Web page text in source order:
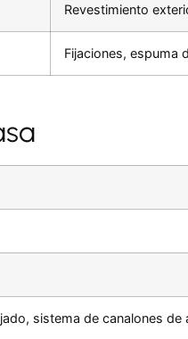
Revestimiento
Fijaciones, espuma
sistema de canalones de